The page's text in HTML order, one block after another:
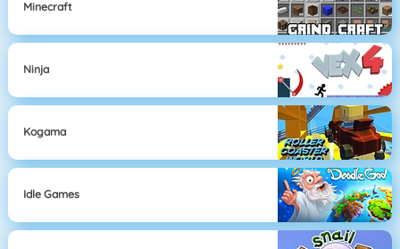
Minecraft
Ninja
Kogama
Idle Games